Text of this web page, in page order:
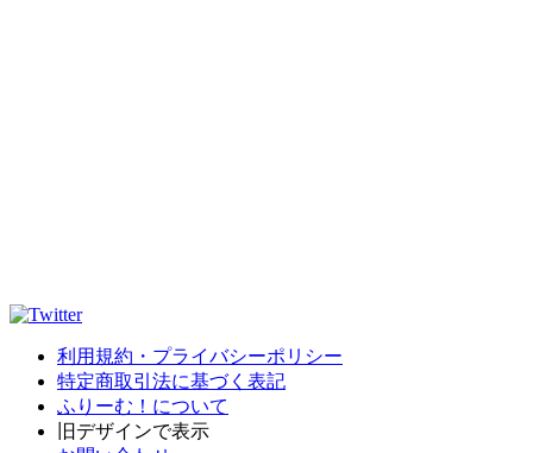
利用規約・プライバシーポリシー
特定商取引法に基づく表記
ふりーむ！について
旧デザインで表示